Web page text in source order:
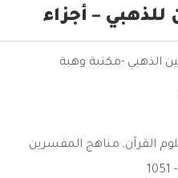
– أجزاء
الذهبي -مكتبة وهبة
القرآن, مناهج المفسرين